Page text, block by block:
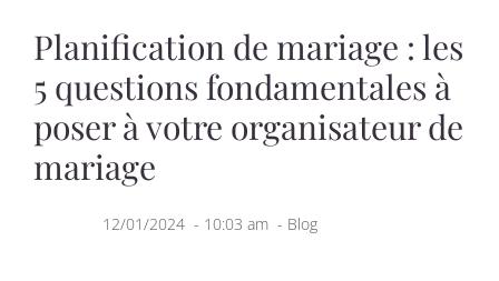
Planification de mariage : les
5 questions fondamentales à
poser à votre organisateur de
mariage
12/01/2024 - 10:03 am - Blog